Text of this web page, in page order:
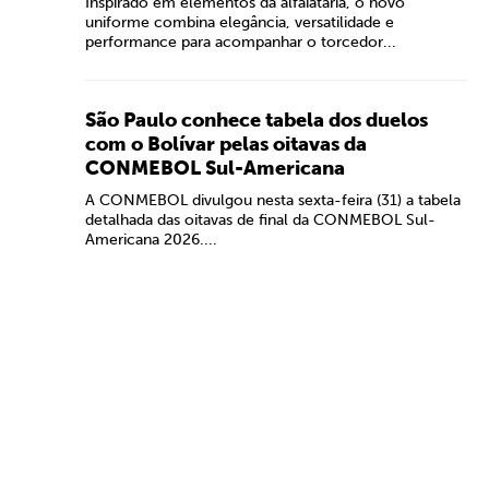
uniforme combina elegância, versatilidade e
performance para acompanhar o torcedor...
São Paulo conhece tabela dos duelos
com o Bolívar pelas oitavas da
CONMEBOL Sul-Americana
A CONMEBOL divulgou nesta sexta-feira (31) a tabela
detalhada das oitavas de final da CONMEBOL Sul-
Americana 2026....